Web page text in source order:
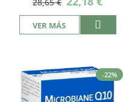
especial
VER MÁS
-22%